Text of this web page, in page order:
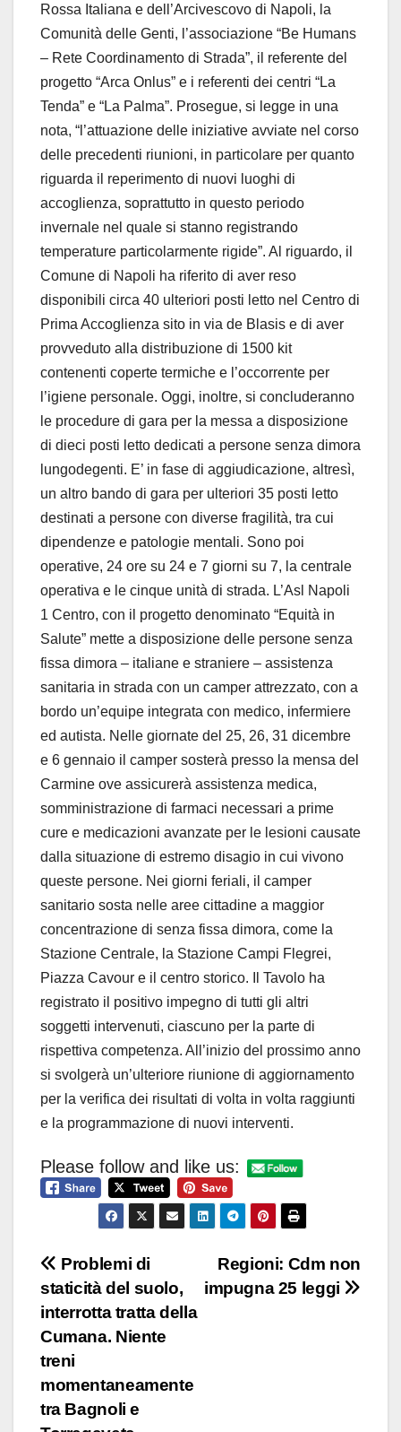
Rossa Italiana e dell’Arcivescovo di Napoli, la
Comunità delle Genti, l’associazione “Be Humans
– Rete Coordinamento di Strada”, il referente del
progetto “Arca Onlus” e i referenti dei centri “La
Tenda” e “La Palma”. Prosegue, si legge in una
nota, “l’attuazione delle iniziative avviate nel corso
delle precedenti riunioni, in particolare per quanto
riguarda il reperimento di nuovi luoghi di
accoglienza, soprattutto in questo periodo
invernale nel quale si stanno registrando
temperature particolarmente rigide”. Al riguardo, il
Comune di Napoli ha riferito di aver reso
disponibili circa 40 ulteriori posti letto nel Centro di
Prima Accoglienza sito in via de Blasis e di aver
provveduto alla distribuzione di 1500 kit
contenenti coperte termiche e l’occorrente per
l’igiene personale. Oggi, inoltre, si concluderanno
le procedure di gara per la messa a disposizione
di dieci posti letto dedicati a persone senza dimora
lungodegenti. E’ in fase di aggiudicazione, altresì,
un altro bando di gara per ulteriori 35 posti letto
destinati a persone con diverse fragilità, tra cui
dipendenze e patologie mentali. Sono poi
operative, 24 ore su 24 e 7 giorni su 7, la centrale
operativa e le cinque unità di strada. L’Asl Napoli
1 Centro, con il progetto denominato “Equità in
Salute” mette a disposizione delle persone senza
fissa dimora – italiane e straniere – assistenza
sanitaria in strada con un camper attrezzato, con a
bordo un’equipe integrata con medico, infermiere
ed autista. Nelle giornate del 25, 26, 31 dicembre
e 6 gennaio il camper sosterà presso la mensa del
Carmine ove assicurerà assistenza medica,
somministrazione di farmaci necessari a prime
cure e medicazioni avanzate per le lesioni causate
dalla situazione di estremo disagio in cui vivono
queste persone. Nei giorni feriali, il camper
sanitario sosta nelle aree cittadine a maggior
concentrazione di senza fissa dimora, come la
Stazione Centrale, la Stazione Campi Flegrei,
Piazza Cavour e il centro storico. Il Tavolo ha
registrato il positivo impegno di tutti gli altri
soggetti intervenuti, ciascuno per la parte di
rispettiva competenza. All’inizio del prossimo anno
si svolgerà un’ulteriore riunione di aggiornamento
per la verifica dei risultati di volta in volta raggiunti
e la programmazione di nuovi interventi.
Please follow and like us:
Navigazione
articoli
Regioni: Cdm non
impugna 25 leggi
Problemi di
staticità del suolo,
interrotta tratta della
Cumana. Niente
treni
momentaneamente
tra Bagnoli e